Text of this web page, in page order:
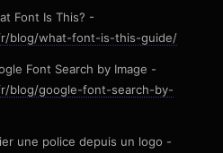
Font Is This? -
blog/what-font-is-this-guide/
Font Search by Image -
blog/google-font-search-by-
une police depuis un logo -